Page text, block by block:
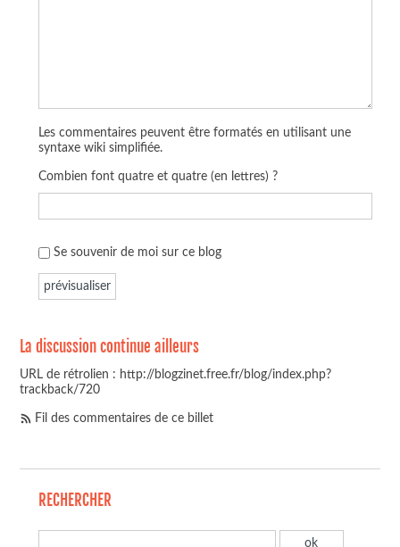
Les commentaires peuvent être formatés en utilisant une
syntaxe wiki simplifiée.
Combien font quatre et quatre (en lettres) ?
Se souvenir de moi sur ce blog
La discussion continue ailleurs
URL de rétrolien : http://blogzinet.free.fr/blog/index.php?
trackback/720
Fil des commentaires de ce billet
RECHERCHER